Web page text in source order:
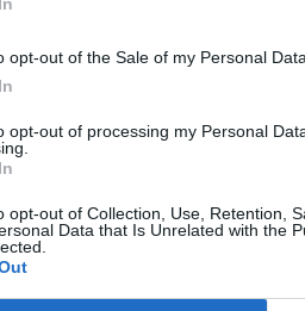
opt-out of the Sale of my Personal Data.
opt-out of processing my Personal
opt-out of Collection, Use, Retention,
Data that Is Unrelated with the
και κρίσιμο σημείο. Πριν
πρόβα είτε σε κάποιο
αλλά αυτός τρόπος βοηθάει
φωνή σας, ούτε να του